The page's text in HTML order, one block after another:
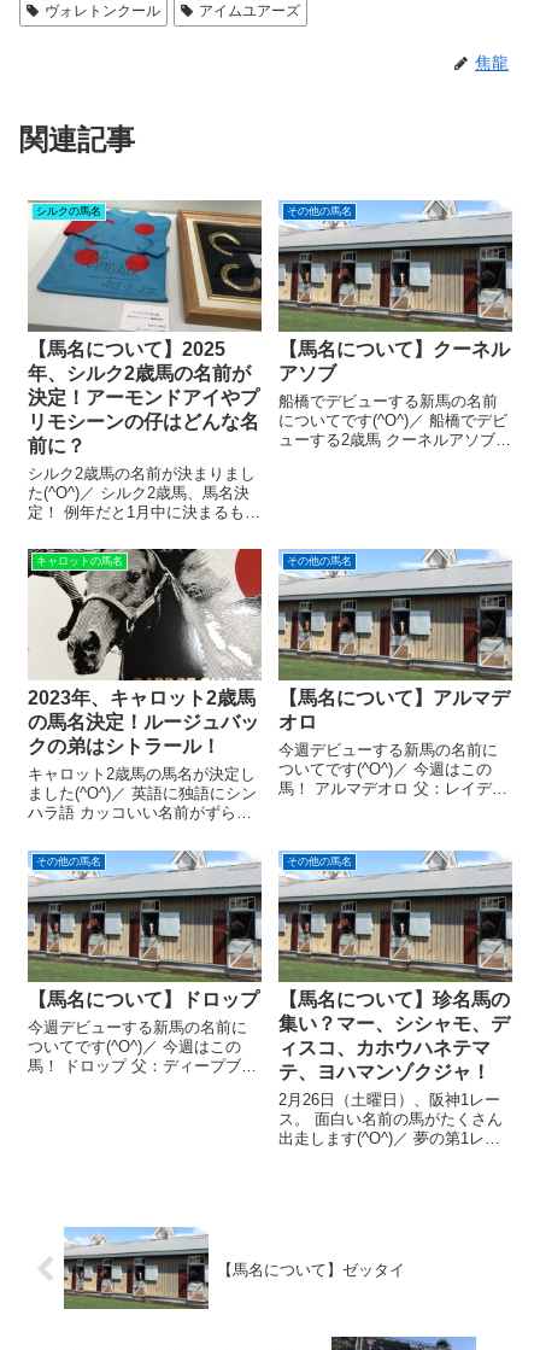
ヴォレトンクール
アイムユアーズ
焦龍
関連記事
シルクの馬名
【馬名について】2025
年、シルク2歳馬の名前が
決定！アーモンドアイやプ
リモシーンの仔はどんな名
前に？
シルク2歳馬の名前が決まりまし
た(^O^)／ シルク2歳馬、馬名決
定！ 例年だと1月中に決まるもの
数年で最もおそいです😟
※2024年 → 1月24日に発表
※2023年 → 1月27日に発表
まぁ、頭数...
その他の馬名
【馬名について】クーネル
アソブ
船橋でデビューする新馬の名前
についてです(^O^)／ 船橋でデビ
ューする2歳馬 クーネルアソブ
キャロットの馬名
2023年、キャロット2歳馬
の馬名決定！ルージュバッ
クの弟はシトラール！
キャロット2歳馬の馬名が決定し
ました(^O^)／ 英語に独語にシン
ハラ語 カッコいい名前がずら
びます(^-^) 由来となる言語も、
英語・西語・独語など…実にバ
ラエティ豊か。 アラビア語やラ
テン語の名前もいます。...
その他の馬名
【馬名について】アルマデ
オロ
今週デビューする新馬の名前に
ついてです(^O^)／ 今週はこの
馬！ アルマデオロ 父：レイデオ
ーダーズ・ユニオン 出走レー
ス：2024年11月30日（土曜
日） 京都5レース アルマ...
その他の馬名
【馬名について】ドロップ
今週デビューする新馬の名前に
ついてです(^O^)／ 今週はこの
馬！ ドロップ 父：ディープブリ
その他の馬名
【馬名について】珍名馬の
集い？マー、シシャモ、デ
ィスコ、カホウハネテマ
テ、ヨハマンゾクジャ！
2月26日（土曜日）、阪神1レー
ス。 面白い名前の馬がたくさん
出走します(^O^)／ 夢の第1レー
【馬名について】ゼッタイ